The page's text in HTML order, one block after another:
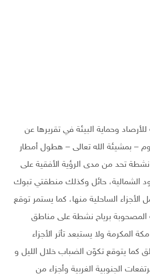
وحماية البيئة في تقريرها عن
– بمشيئة الله تعالى – هطول أمطار
تحد من مدى الرؤية الأفقية على
الشمالية، حائل وكذلك منطقتي تبوك
الأجزاء الساحلية منها، كما يستمر توقع
المصحوبة برياح نشطة على مناطق
المكرمة ولا يستبعد تأثر الأجزاء
كما يتوقع تكوّن الضباب خلال الليل و
الجنوبية الغربية وأجزاء من